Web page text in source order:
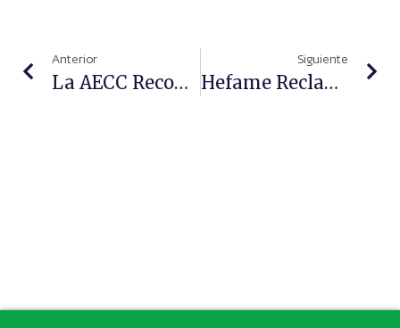
Anterior
La AECC Reconoce La Trayectoria De Fundación Hefame En RSC Y Su Compromiso Con La Prevención Del Cáncer
Siguiente
Hefame Reclama Un Marco Estable De Precios De Medicamentos Que Facilite La Planificación Logística Y Farmacéutica